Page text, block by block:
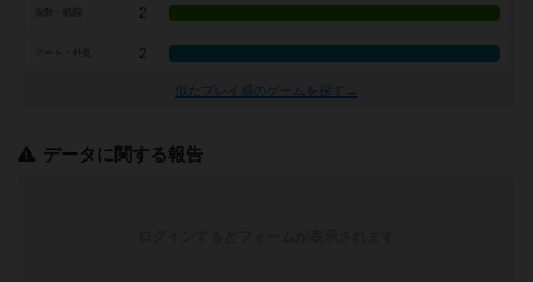
2
アート・外見 2
似たプレイ感のゲームを探す→
データに関する報告